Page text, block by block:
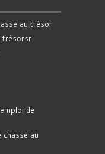
au trésor
trésorsr
de
chasse au